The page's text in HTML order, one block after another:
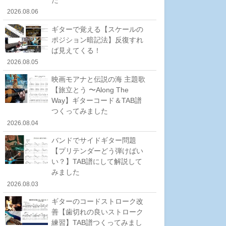
2026.08.06
ギターで覚える【スケールの
ポジション暗記法】反復すれ
ば見えてくる！
2026.08.05
映画モアナと伝説の海 主題歌
【旅立とう 〜Along The
Way】ギターコード＆TAB譜
つくってみました
2026.08.04
バンドでサイドギター問題
【プリテンダーどう弾けばい
い？】TAB譜にして解説して
みました
2026.08.03
ギターのコードストローク改
善【歯切れの良いストローク
練習】TAB譜つくってみまし